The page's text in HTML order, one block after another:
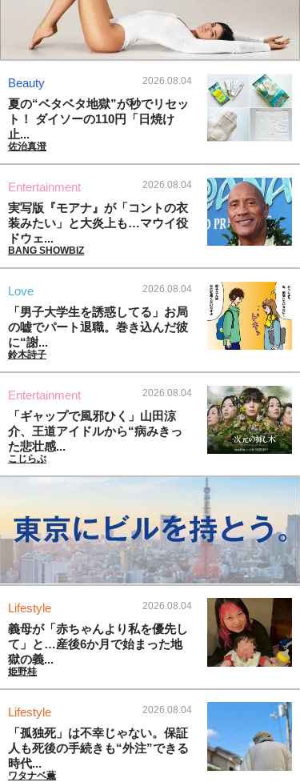
Beauty 2026.08.04
夏の“ベタベタ地獄”が秒でリセッ
ト！ ダイソーの110円「日焼け
止...
佐治真澄
Entertainment 2026.08.04
実写版『モアナ』が「コントの衣
装みたい」と大炎上も…マウイ役
ドウェ...
BANG SHOWBIZ
Love 2026.08.04
「男子大学生を誘惑してる」お局
の嘘でパート退職。巻き込んだ彼
に“謝...
鈴木詩子
Entertainment 2026.08.04
「ギャップで風邪ひく」山田涼
介、王道アイドルから“病みきっ
た悲壮感...
こじらぶ
Lifestyle 2026.08.04
義母が「赤ちゃんより私を優先し
て」と…産後6か月で始まった地
獄の義...
姫野桂
Lifestyle 2026.08.04
「孤独死」は不幸じゃない。保証
人も死後の手続きも“外注”できる
時代...
ワタナベ薫